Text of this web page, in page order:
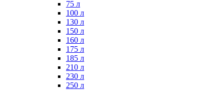
75 л
100 л
130 л
150 л
160 л
175 л
185 л
210 л
230 л
250 л